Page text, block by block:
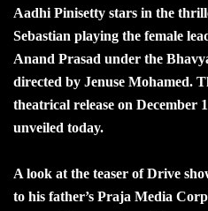
Aadhi Pinisetty stars in the
Sebastian playing the female
Anand Prasad under the
directed by Jenuse Mohamed.
theatrical release on December
unveiled today.
A look at the teaser of Drive
to his father’s Praja Media